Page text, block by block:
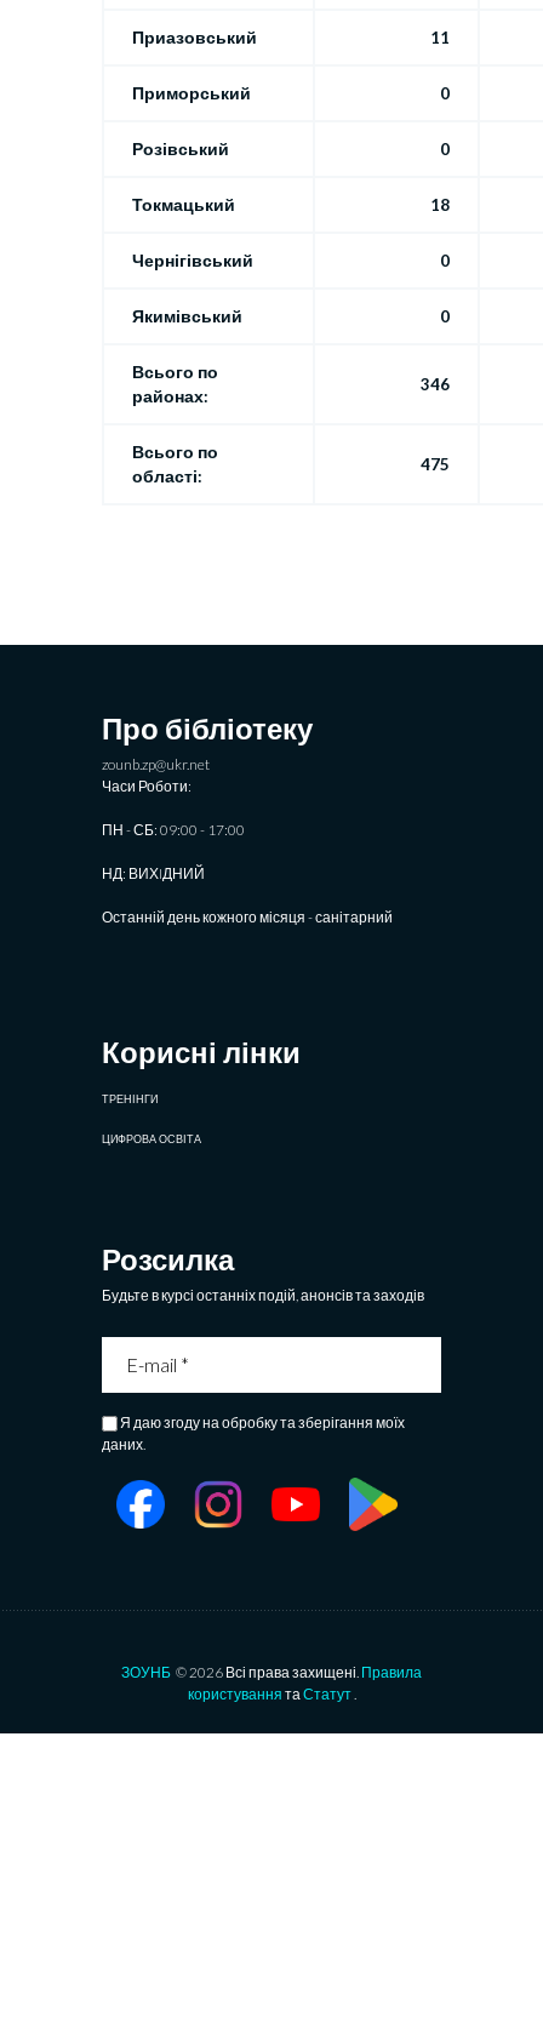
Приазовський 11
Приморський 0
Розівський 0
Токмацький 18
Чернігівський 0
Якимівський 0
Всього по
районах:
346
Всього по
області:
475
Про бібліотеку
zounb.zp@ukr.net
Часи Роботи:
ПН - СБ: 09:00 - 17:00
НД: ВИХIДНИЙ
Останній день кожного місяця - санітарний
Корисні лінки
ТРЕНІНГИ
ЦИФРОВА ОСВІТА
Розсилка
Будьте в курсі останніх подій, анонсів та заходів
Я даю згоду на обробку та зберігання моїх
даних.
ЗОУНБ © 2026 Всі права захищені. Правила
користування таСтатут.